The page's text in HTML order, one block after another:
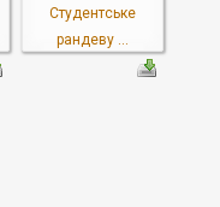
Студентське
рандеву ...